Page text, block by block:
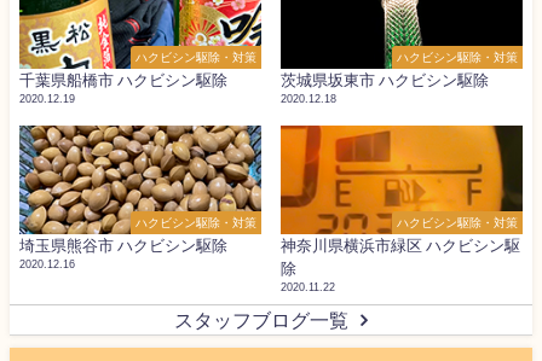
ハクビシン駆除・対策
千葉県船橋市 ハクビシン駆除
2020.12.19
ハクビシン駆除・対策
茨城県坂東市 ハクビシン駆除
2020.12.18
ハクビシン駆除・対策
埼玉県熊谷市 ハクビシン駆除
2020.12.16
ハクビシン駆除・対策
神奈川県横浜市緑区 ハクビシン駆
除
2020.11.22
スタッフブログ一覧